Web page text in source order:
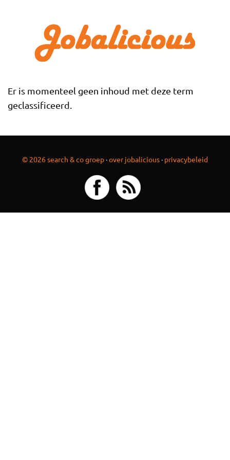
Er is momenteel geen inhoud met deze term
geclassificeerd.
© 2026 search & co groep ·over jobalicious · privacybeleid